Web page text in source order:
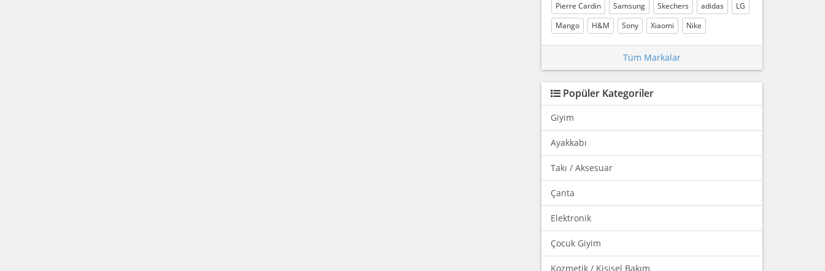
Pierre Cardin
Samsung Skechers adidas
LG
Mango
H&M Sony Xiaomi Nike
Tüm Markalar
Popüler Kategoriler
Giyim
Ayakkabı
Takı / Aksesuar
Çanta
Elektronik
Çocuk Giyim
Kozmetik / Kişisel Bakım